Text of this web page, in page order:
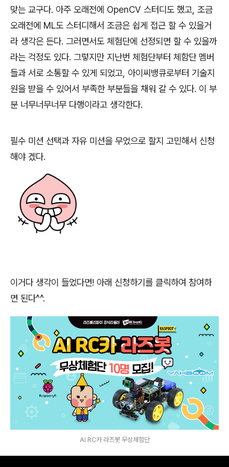
맞는 교구다. 아주 오래전에 OpenCV 스터디도 했고, 조금
오래전에 ML도 스터디해서 조금은 쉽게 접근 할 수 있을거
라 생각은 든다. 그러면서도 체험단에 선정되면 할 수 있을까
라는 걱정도 있다. 그렇지만 지난번 체험단부터 체함단 멤버
들과 서로 소통할 수 있게 되었고, 아이씨뱅큐로부터 기술지
원을 받을 수 있어서 부족한 부분들을 채워 갈 수 있다. 이 부
분 너무너무너무 다행이라고 생각한다.
필수 미션 선택과 자유 미션을 무었으로 할지 고민해서 신청
해야 겠다.
이거다 생각이 들었다면! 아래 신청하기를 클릭하여 참여하
면 된다^^.
AI RC카 라즈봇 무상체험단